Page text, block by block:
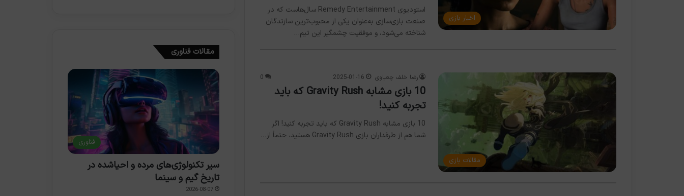
اخبار بازی
استودیوی Remedy Entertainment سال‌هاست که در
صنعت بازی‌سازی به‌عنوان یکی از محبوب‌ترین سازندگان
شناخته می‌شود، و موفقیت چشمگیر این تیم…
مقالات بازی
رضا خلف چعباوی 2025-01-16
0
10 بازی مشابه Gravity Rush که باید
تجربه کنید!
10 بازی مشابه Gravity Rush که باید تجربه کنید! اگر
شما هم از طرفداران بازی Gravity Rush هستید، حتماً از…
مقالات فناوری
فناوری
سیر تکنولوژی‌های مرده و احیاشده در
تاریخ گیم و سینما
2026-08-07